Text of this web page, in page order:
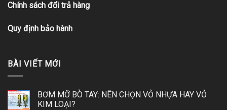
Chính sách đổi trả hàng
Quy định bảo hành
BÀI VIẾT MỚI
BƠM MỠ BÒ TAY: NÊN CHỌN VỎ NHỰA HAY VỎ
KIM LOẠI?